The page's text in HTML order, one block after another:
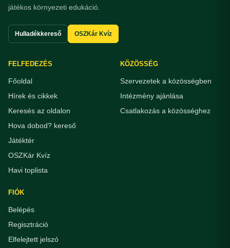
játékos környezeti edukáció.
Hulladékkereső OSZKár Kvíz
FELFEDEZÉS
Főoldal
Hírek és cikkek
Keresés az oldalon
Hova dobod? kereső
Játéktér
OSZKár Kvíz
Havi toplista
KÖZÖSSÉG
Szervezetek a közösségben
Intézmény ajánlása
Csatlakozás a közösséghez
FIÓK
Belépés
Regisztráció
Elfelejtett jelszó